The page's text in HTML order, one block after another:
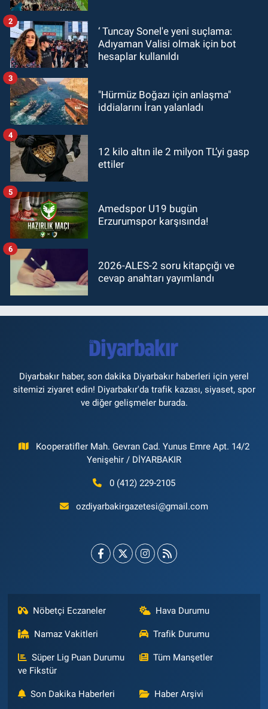
‘ Tuncay Sonel'e yeni suçlama:
Adıyaman Valisi olmak için bot
hesaplar kullanıldı
2
"Hürmüz Boğazı için anlaşma"
iddialarını İran yalanladı
3
12 kilo altın ile 2 milyon TL’yi gasp
ettiler
4
Amedspor U19 bugün
Erzurumspor karşısında!
5
2026-ALES-2 soru kitapçığı ve
cevap anahtarı yayımlandı
6
Diyarbakır haber, son dakika Diyarbakır haberleri için yerel
sitemizi ziyaret edin! Diyarbakır'da trafik kazası, siyaset, spor
ve diğer gelişmeler burada.
Kooperatifler Mah. Gevran Cad. Yunus Emre Apt. 14/2
Yenişehir / DİYARBAKIR
0 (412) 229-2105
ozdiyarbakirgazetesi@gmail.com
Nöbetçi Eczaneler Hava Durumu
Namaz Vakitleri Trafik Durumu
Süper Lig Puan Durumu
ve Fikstür
Tüm Manşetler
Son Dakika Haberleri Haber Arşivi